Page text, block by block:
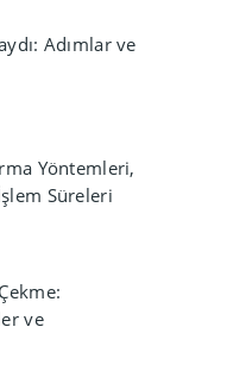
Adımlar ve
Yöntemleri,
Süreleri
ve